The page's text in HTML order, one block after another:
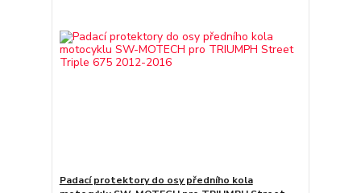
Padací protektory do osy předního kola